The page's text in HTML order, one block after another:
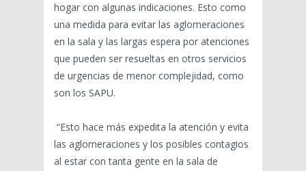
hogar con algunas indicaciones. Esto como
una medida para evitar las aglomeraciones
en la sala y las largas espera por atenciones
que pueden ser resueltas en otros servicios
de urgencias de menor complejidad, como
son los SAPU.
“Esto hace más expedita la atención y evita
las aglomeraciones y los posibles contagios
al estar con tanta gente en la sala de